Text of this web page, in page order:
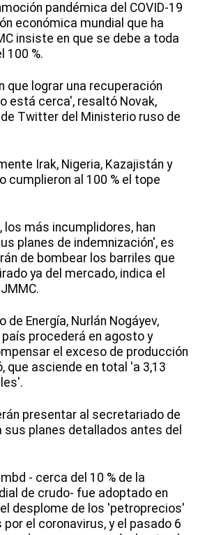
pandémica del COVID-19
económica mundial que ha
insiste en que se debe a toda
100 %.
que lograr una recuperación
está cerca', resaltó Novak,
Twitter del Ministerio ruso de
Irak, Nigeria, Kazajistán y
cumplieron al 100 % el tope
los más incumplidores, han
planes de indemnización', es
de bombear los barriles que
ya del mercado, indica el
de Energía, Nurlán Nogáyev,
procederá en agosto y
el exceso de producción
que asciende en total 'a 3,13
presentar al secretariado de
sus planes detallados antes del
- cerca del 10 % de la
de crudo- fue adoptado en
desplome de los 'petroprecios'
el coronavirus, y el pasado 6